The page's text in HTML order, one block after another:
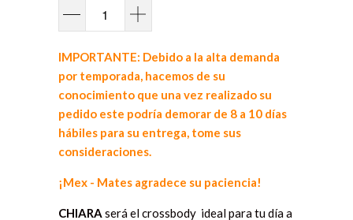
IMPORTANTE: Debido a la alta demanda
por temporada, hacemos de su
conocimiento que una vez realizado su
pedido este podría demorar de 8 a 10 días
hábiles para su entrega, tome sus
consideraciones.
¡Mex - Mates agradece su paciencia!
CHIARA será el crossbody ideal para tu día a